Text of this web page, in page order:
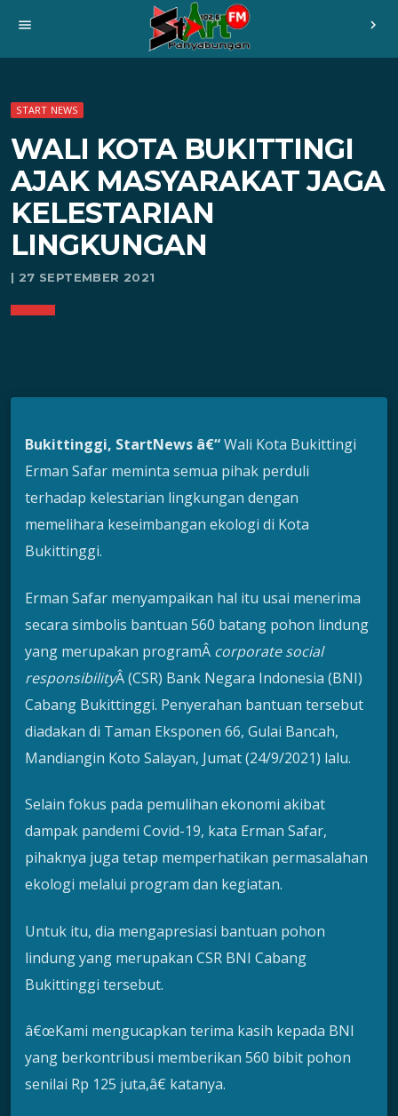
menu chevron_right
START NEWS
WALI KOTA BUKITTINGI
AJAK MASYARAKAT JAGA
KELESTARIAN
LINGKUNGAN
| 27 SEPTEMBER 2021
Bukittinggi, StartNews â€“Wali Kota Bukittingi
Erman Safar meminta semua pihak perduli
terhadap kelestarian lingkungan dengan
memelihara keseimbangan ekologi di Kota
Bukittinggi.
Erman Safar menyampaikan hal itu usai menerima
secara simbolis bantuan 560 batang pohon lindung
yang merupakan programÂ corporate social
responsibilityÂ (CSR) Bank Negara Indonesia (BNI)
Cabang Bukittinggi. Penyerahan bantuan tersebut
diadakan di Taman Eksponen 66, Gulai Bancah,
Mandiangin Koto Salayan, Jumat (24/9/2021) lalu.
Selain fokus pada pemulihan ekonomi akibat
dampak pandemi Covid-19, kata Erman Safar,
pihaknya juga tetap memperhatikan permasalahan
ekologi melalui program dan kegiatan.
Untuk itu, dia mengapresiasi bantuan pohon
lindung yang merupakan CSR BNI Cabang
Bukittinggi tersebut.
â€œKami mengucapkan terima kasih kepada BNI
yang berkontribusi memberikan 560 bibit pohon
senilai Rp 125 juta,â€ katanya.